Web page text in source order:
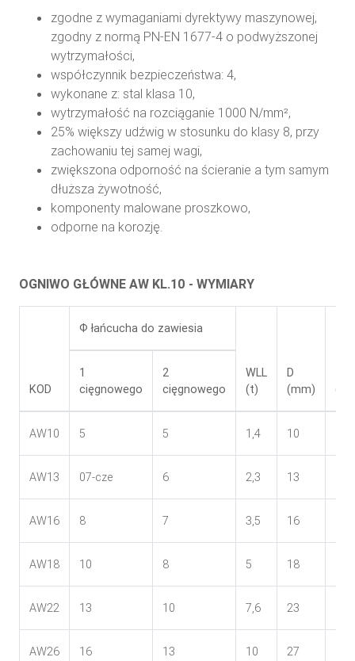
zgodne z wymaganiami dyrektywy maszynowej,
zgodny z normą PN-EN 1677-4 o podwyższonej
wytrzymałości,
współczynnik bezpieczeństwa: 4,
wykonane z: stal klasa 10,
wytrzymałość na rozciąganie 1000 N/mm²,
25% większy udźwig w stosunku do klasy 8, przy
zachowaniu tej samej wagi,
zwiększona odporność na ścieranie a tym samym
dłuższa żywotność,
komponenty malowane proszkowo,
odporne na korozję.
OGNIWO GŁÓWNE AW KL.10 - WYMIARY
KOD
Ф łańcucha do zawiesia
WLL
(t)
D
(mm)
1
cięgnowego
2
cięgnowego
AW10 5 5 1,4 10
AW13 07-cze 6 2,3 13
AW16 8 7 3,5 16
AW18 10 8 5 18
AW22 13 10 7,6 23
AW26 16 13 10 27